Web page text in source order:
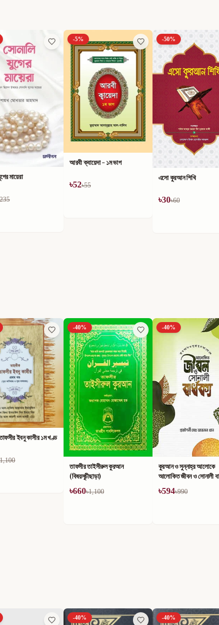
মায়েরা
235
-5%
আরবী ক্বায়েদা - ১ম ভাগ
৳52৳55
-50%
এসো কুরআন শিখি
৳30৳60
ইবনু কাসীর ১ম খণ্ড
1,100
-40%
তাফসীর তাইসীরুল কুরআন
(বিষয়সূচীছাড়া)
৳660৳1,100
-40%
কুরআন ও সুন্নাহ্‌র আলোকে
আলোকিত জীবন ও সোনালী
৳594৳990
-40% -40%